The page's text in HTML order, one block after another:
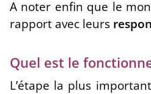
A noter enfin que le
rapport avec leurs
Quel est le
L’étape la plus